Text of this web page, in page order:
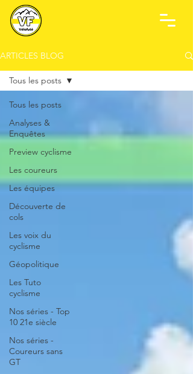
ARTICLES BLOG
Tous les posts
Analyses &
Enquêtes
Preview cyclisme
Les coureurs
Les équipes
Découverte de
cols
Les voix du
cyclisme
Géopolitique
Les Tuto
cyclisme
Nos séries - Top
10 21e siècle
Nos séries -
Coureurs sans
GT
Tous les posts